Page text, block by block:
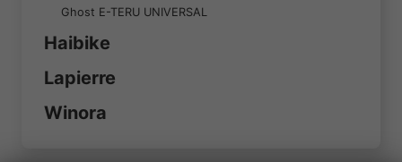
Ghost E-TERU UNIVERSAL
Haibike
Lapierre
Winora